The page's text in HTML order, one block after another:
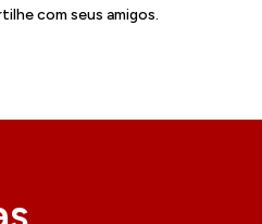
com seus amigos.